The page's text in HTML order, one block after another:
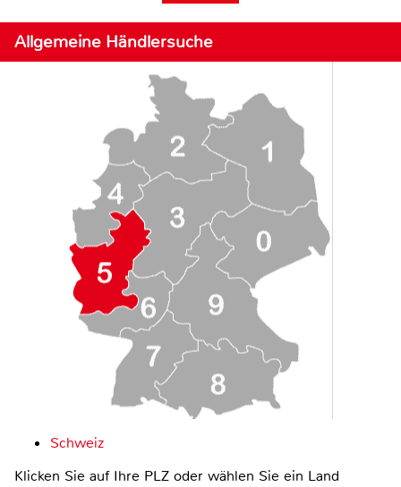
Allgemeine Händlersuche
Schweiz
Klicken Sie auf Ihre PLZ oder wählen Sie ein Land